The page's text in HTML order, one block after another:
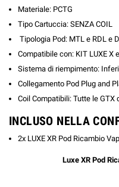
Materiale: PCTG
Tipo Cartuccia: SENZA COIL
Tipologia Pod: MTL e RDL e
Compatibile con: KIT LUXE X
Sistema di riempimento:
Collegamento Pod Plug and
Coil Compatibili: Tutte le GTX
INCLUSO NELLA
2x LUXE XR Pod Ricambio
Luxe XR Pod